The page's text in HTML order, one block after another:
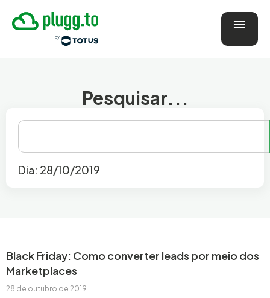
Pesquisar...
Dia: 28/10/2019
Black Friday: Como converter leads por meio dos
Marketplaces
28 de outubro de 2019